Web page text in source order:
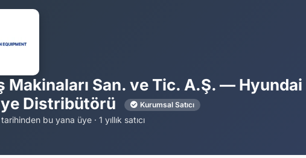
Makinaları San. ve Tic. A.Ş. — Hyundai
Distribütörü
Kurumsal Satıcı
bu yana üye · 1 yıllık satıcı